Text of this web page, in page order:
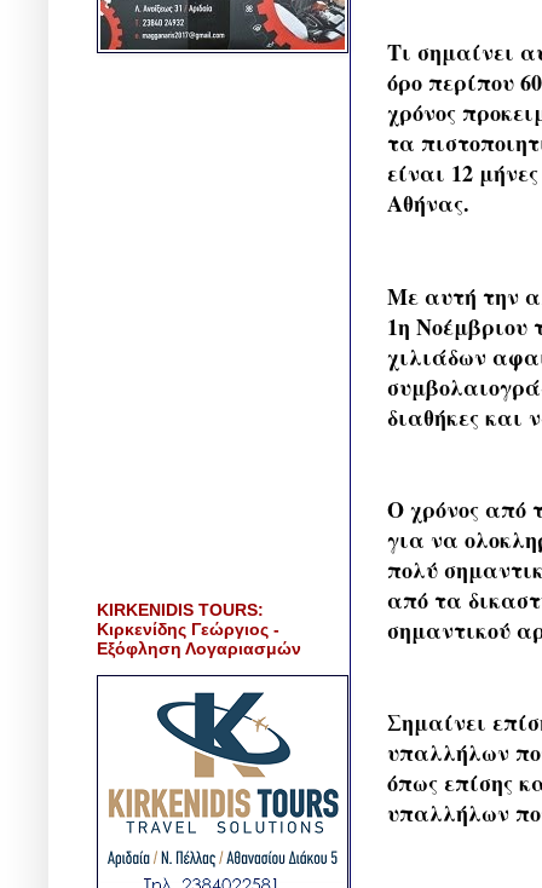
Τι σημαίνει
όρο περίπου
χρόνος
τα
είναι 12
Αθήνας.
Με αυτή την
1η Νοέμβριου
χιλιάδων
διαθήκες και
Ο χρόνος από
για να
πολύ
από τα
σημαντικού
Σημαίνει
υπαλλήλων
όπως επίσης
υπαλλήλων
KIRKENIDIS TOURS:
Κιρκενίδης Γεώργιος -
Εξόφληση Λογαριασμών